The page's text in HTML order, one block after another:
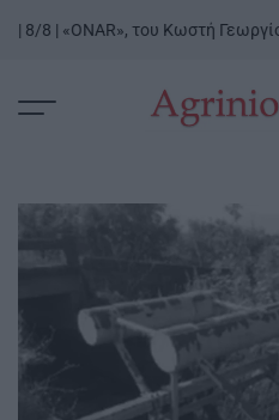
8 | «ONAR», του Κωστή Γεωργίου